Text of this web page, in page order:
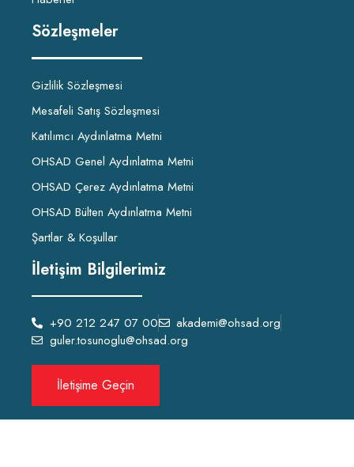
Sözleşmeler
Gizlilik Sözleşmesi
Mesafeli Satış Sözleşmesi
Katılımcı Aydınlatma Metni
OHSAD Genel Aydınlatma Metni
OHSAD Çerez Aydınlatma Metni
OHSAD Bülten Aydınlatma Metni
Şartlar & Koşullar
İletişim Bilgilerimiz
+90 212 247 07 00
akademi@ohsad.org
guler.tosunoglu@ohsad.org
İletişime Geçin